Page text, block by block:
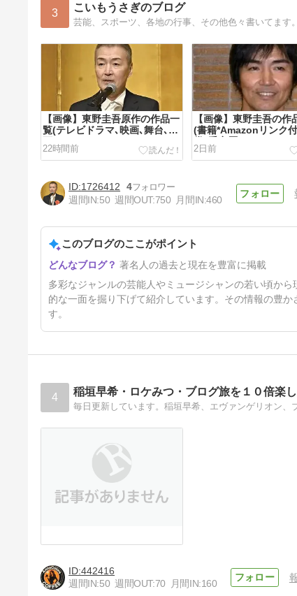
3 こいもうさぎのブログ
芸能、スポーツ、各地の行事、その他色々書いてます
【画像】東野圭吾原作の作品一
覧(テレビドラマ､映画､舞台､漫
画､アニメ)
22時間前
【画像】東野圭吾の作
(書籍*Amazonリンク
賞･受章歴
2日前
【画像】斎藤清六の生い立ち
は？若い頃から現在までの経歴
5日前
1726412
4
週間IN:50 週間OUT:750 月間IN:460
このブログのここがポイント
著名人の過去と現在を豊富に掲載
多彩なジャンルの芸能人やミュージシャンの若い頃か
的な一面を掘り下げて紹介しています。その情報の豊
す。
4 稲垣早希・ロケみつ・ブログ旅を１０倍楽し
毎日更新しています。稲垣早希、エヴァンゲリオン、
442416
週間IN:50 週間OUT:70 月間IN:160